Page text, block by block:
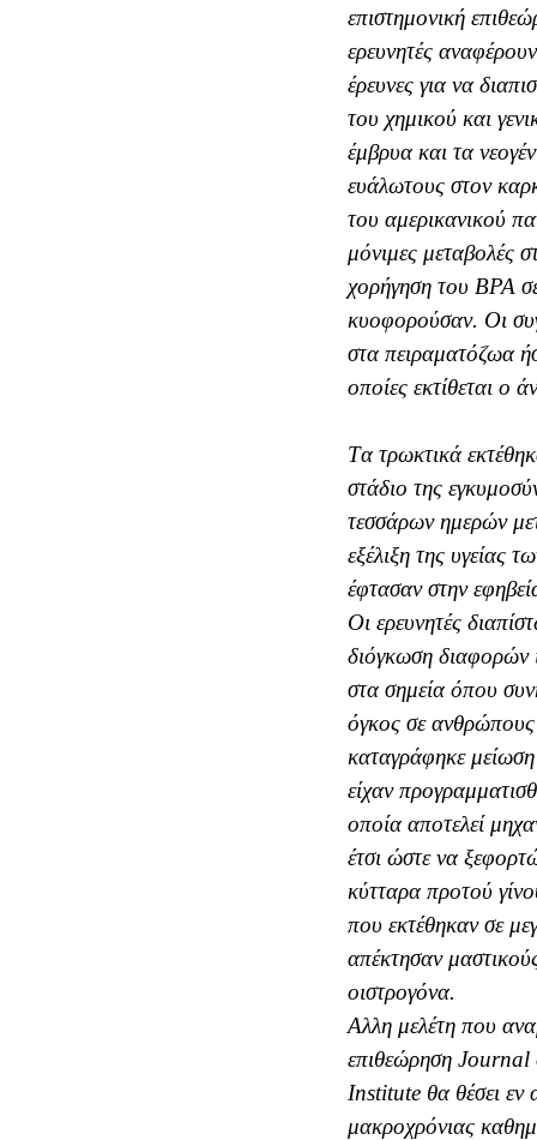
επιστημονική
ερευνητές
έρευνες για να
του χημικού και
έμβρυα και τα
ευάλωτους στον
του αμερικανικού
μόνιμες μεταβολές
χορήγηση του BPA
κυοφορούσαν. Oι
στα πειραματόζωα
οποίες εκτίθεται ο
Tα τρωκτικά
στάδιο της
τεσσάρων ημερών
εξέλιξη της υγείας
έφτασαν στην
Oι ερευνητές
διόγκωση διαφορών
στα σημεία όπου
όγκος σε
καταγράφηκε
είχαν
οποία αποτελεί
έτσι ώστε να
κύτταρα προτού
που εκτέθηκαν σε
απέκτησαν
οιστρογόνα.
Aλλη μελέτη που
επιθεώρηση
Institute θα θέσει εν
μακροχρόνιας